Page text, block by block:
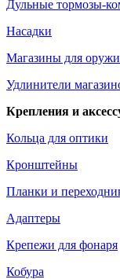
Дульные тормозы-
Насадки
Магазины для
Удлинители
Крепления и
Кольца для оптики
Кронштейны
Планки и
Адаптеры
Крепежи для фонаря
Кобура